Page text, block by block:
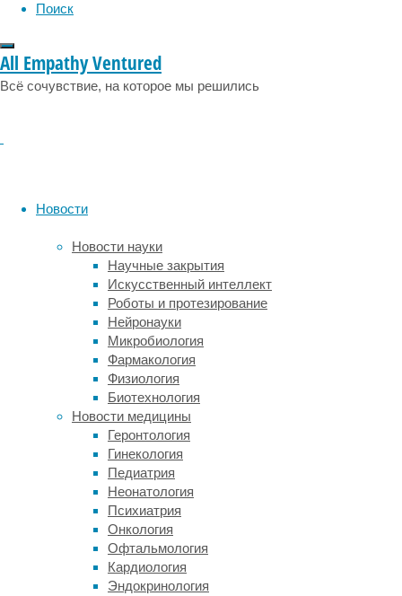
Поиск
All Empathy Ventured
Всё сочувствие, на которое мы решились
Новости
Новости науки
Научные закрытия
Искусственный интеллект
Роботы и протезирование
Нейронауки
Микробиология
Фармакология
Физиология
Биотехнология
Новости медицины
Геронтология
Гинекология
Педиатрия
Неонатология
Психиатрия
Онкология
Офтальмология
Кардиология
Эндокринология
так,
что
откопанные
назад
—
благодаря
новым
данным
методам
некотором
смысле
переоткрывают.
Недавний
пример:
современная
компьютерная
томография
опровергла
версию